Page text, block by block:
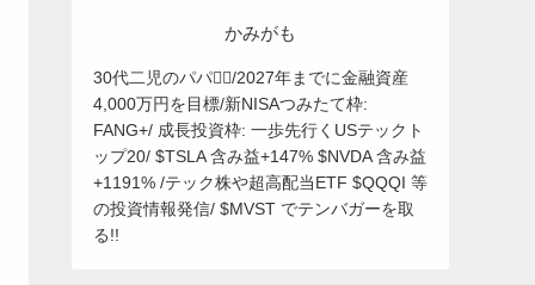
かみがも
30代二児のパパ🙋‍♂️/2027年までに金融資産
4,000万円を目標/新NISAつみたて枠:
FANG+/ 成長投資枠: 一歩先行くUSテックト
ップ20/ $TSLA 含み益+147% $NVDA 含み益
+1191% /テック株や超高配当ETF $QQQI 等
の投資情報発信/ $MVST でテンバガーを取
る!!